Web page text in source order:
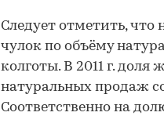
Следует отметить,
чулок по объёму
колготы. В 2011 г. доля
натуральных продаж
Соответственно на